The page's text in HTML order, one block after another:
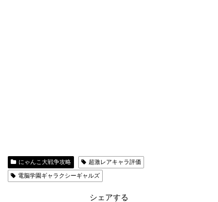
にゃんこ大戦争攻略
超激レアキャラ評価
電脳学園ギャラクシーギャルズ
シェアする